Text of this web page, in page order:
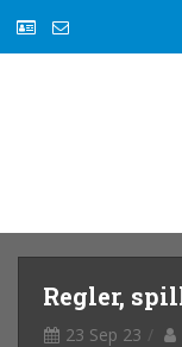
Regler,
23 Sep 23